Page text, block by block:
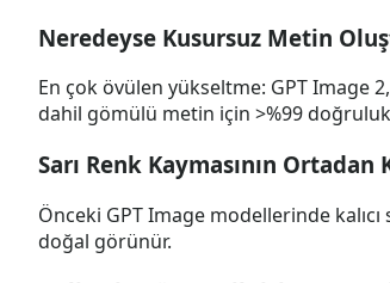
Neredeyse Kusursuz Metin
En çok övülen yükseltme: GPT Image
dahil gömülü metin için >%99 doğruluk
Sarı Renk Kaymasının
Önceki GPT Image modellerinde
doğal görünür.